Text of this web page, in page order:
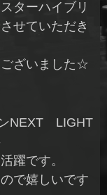
ターハイブリ
せていただき
ございました☆
NEXT LIGHT
躍です。
で嬉しいです